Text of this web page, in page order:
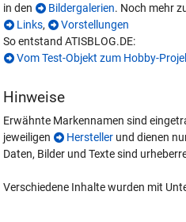
in den
Bildergalerien. Noch mehr
Links,
Vorstellungen
So entstand ATISBLOG.DE:
Vom Test-Objekt zum Hobby-
Hinweise
Erwähnte Markennamen sind
jeweiligen
Hersteller und dienen
Daten, Bilder und Texte sind
Verschiedene Inhalte wurden mit